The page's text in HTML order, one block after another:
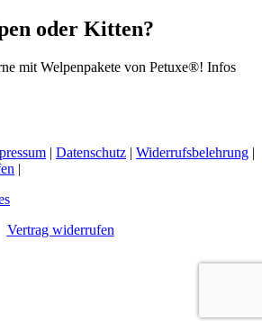
oder Kitten?
mit Welpenpakete von Petuxe®! Infos
| Datenschutz | Widerrufsbelehrung |
|
Vertrag widerrufen